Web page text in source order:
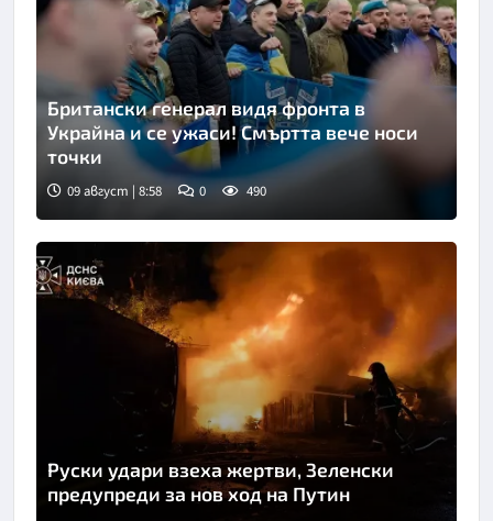
Снимка: Укринформ
Британски генерал видя фронта в
Украйна и се ужаси! Смъртта вече носи
точки
09 август | 8:58 0 490
Руски удари взеха жертви, Зеленски
предупреди за нов ход на Путин